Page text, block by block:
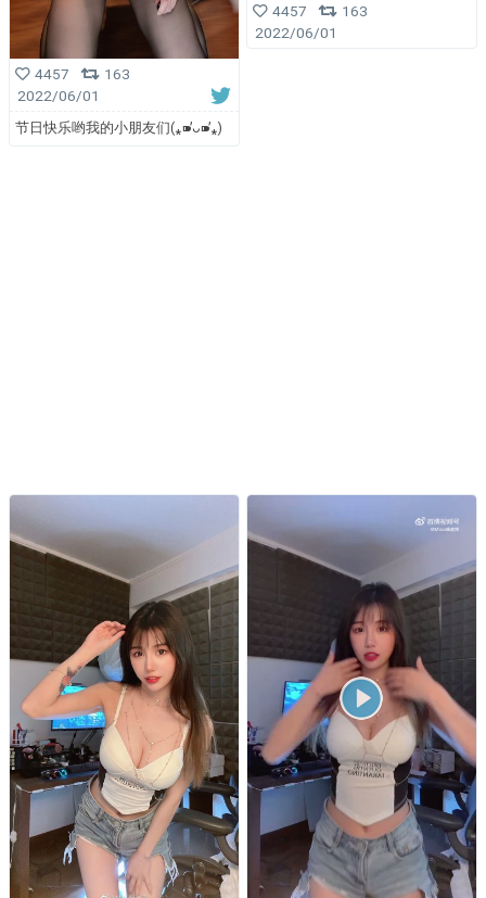
4457
163
2022/06/01
节日快乐哟我的小朋友们(⁎⁍̴̛ᴗ⁍̴̛⁎)
4457
163
2022/06/01